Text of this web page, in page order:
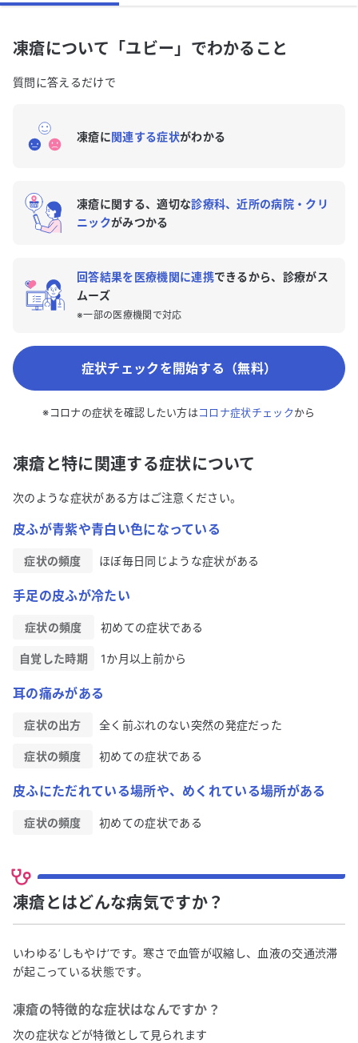
凍瘡について「ユビー」でわかること
質問に答えるだけで
凍瘡に関連する症状がわかる
凍瘡に関する、適切な診療科、近所の病院・クリ
ニックがみつかる
回答結果を医療機関に連携できるから、診療がス
ムーズ
※一部の医療機関で対応
症状チェックを開始する（無料）
※コロナの症状を確認したい方はコロナ症状チェックから
凍瘡と特に関連する症状について
次のような症状がある方はご注意ください。
皮ふが青紫や青白い色になっている
症状の頻度 ほぼ毎日同じような症状がある
手足の皮ふが冷たい
症状の頻度 初めての症状である
自覚した時期 1か月以上前から
耳の痛みがある
症状の出方 全く前ぶれのない突然の発症だった
症状の頻度 初めての症状である
皮ふにただれている場所や、めくれている場所がある
症状の頻度 初めての症状である
凍瘡とはどんな病気ですか？
いわゆる’しもやけ’です。寒さで血管が収縮し、血液の交通渋滞
が起こっている状態です。
凍瘡の特徴的な症状はなんですか？
次の症状などが特徴として見られます